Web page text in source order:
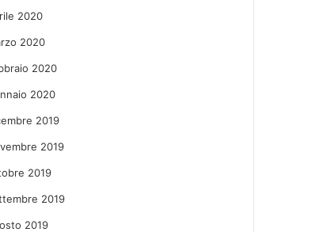
2020
2020
2020
2020
2019
2019
2019
2019
2019